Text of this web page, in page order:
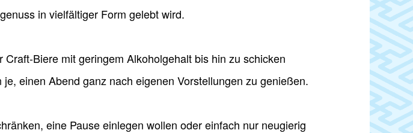
in vielfältiger Form gelebt wird.
Biere mit geringem Alkoholgehalt bis hin zu schicken
einen Abend ganz nach eigenen Vorstellungen zu genießen.
eine Pause einlegen wollen oder einfach nur neugierig